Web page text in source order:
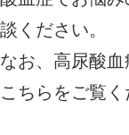
談ください。
なお、高尿酸血
こちら をご覧く